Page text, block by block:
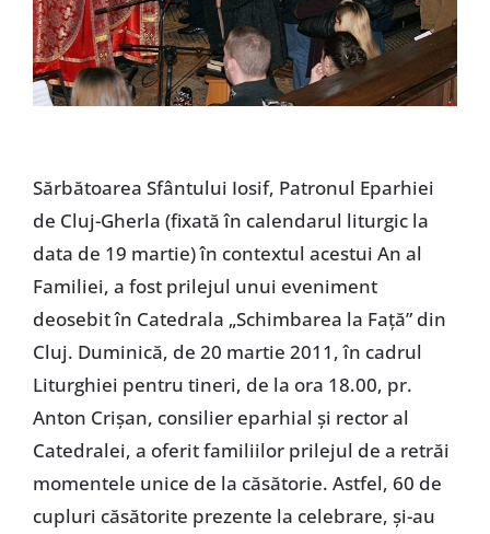
Sărbătoarea Sfântului Iosif, Patronul Eparhiei
de Cluj-Gherla (fixată în calendarul liturgic la
data de 19 martie) în contextul acestui An al
Familiei, a fost prilejul unui eveniment
deosebit în Catedrala „Schimbarea la Faţă” din
Cluj. Duminică, de 20 martie 2011, în cadrul
Liturghiei pentru tineri, de la ora 18.00, pr.
Anton Crişan, consilier eparhial şi rector al
Catedralei, a oferit familiilor prilejul de a retrăi
momentele unice de la căsătorie. Astfel, 60 de
cupluri căsătorite prezente la celebrare, şi-au